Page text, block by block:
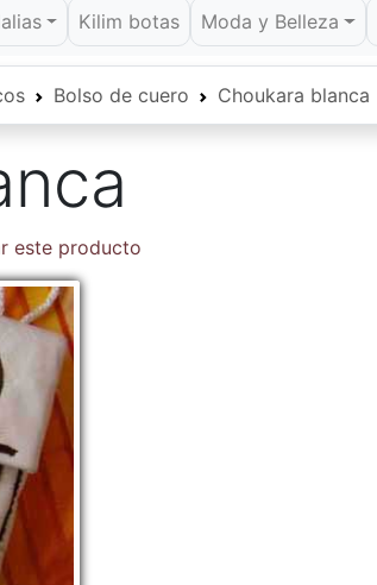
Kilim botas Moda y Belleza
Bolso de cuero Choukara blanca
este producto